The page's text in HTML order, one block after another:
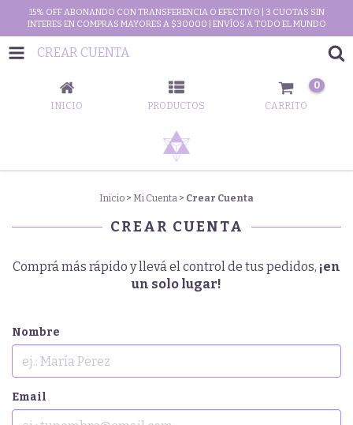
15% OFF ABONANDO CON TRANSFERENCIA O EFECTIVO | 3 CUOTAS SIN
INTERES EN COMPRAS MAYORES A $30000 | ENVÍOS A TODO EL MUNDO
CREAR CUENTA
INICIO PRODUCTOS CARRITO
0
Inicio > Mi Cuenta > Crear Cuenta
CREAR CUENTA
Comprá más rápido y llevá el control de tus pedidos, ¡en
un solo lugar!
Nombre
Email